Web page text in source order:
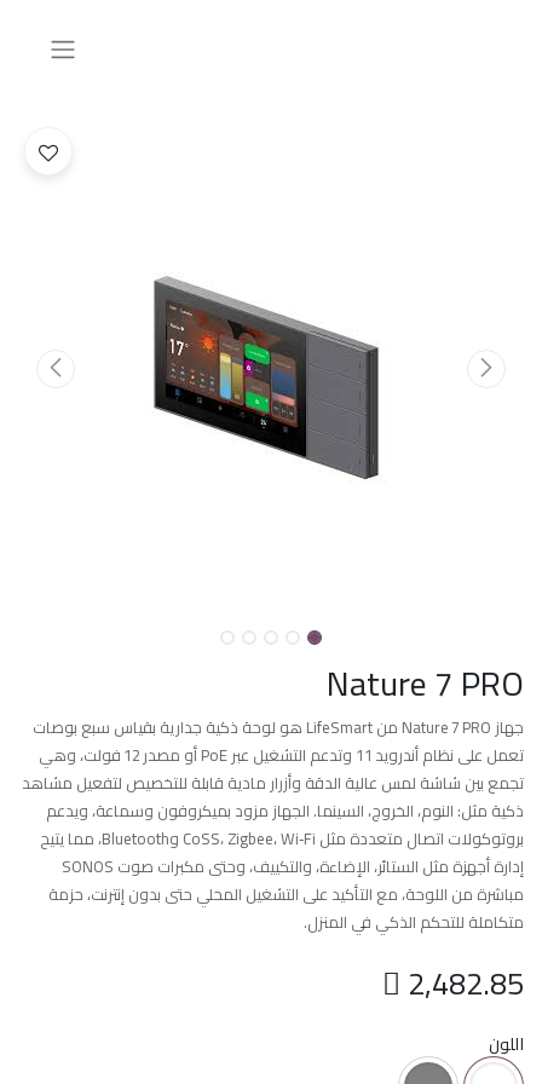
Nature 7 PRO
جهاز Nature 7 PRO من LifeSmart هو لوحة ذكية جدارية بقياس سبع بوصات
تعمل على نظام أندرويد 11 وتدعم التشغيل عبر PoE أو مصدر 12 فولت، وهي
تجمع بين شاشة لمس عالية الدقة وأزرار مادية قابلة للتخصيص لتفعيل مشاهد
ذكية مثل: النوم، الخروج، السينما. الجهاز مزود بميكروفون وسماعة، ويدعم
بروتوكولات اتصال متعددة مثل CoSS، Zigbee، Wi‑Fi وBluetooth، مما يتيح
إدارة أجهزة مثل الستائر، الإضاءة، والتكييف، وحتى مكبرات صوت SONOS
مباشرة من اللوحة، مع التأكيد على التشغيل المحلي حتى بدون إنترنت، حزمة
متكاملة للتحكم الذكي في المنزل.
 2,482.85
اللون